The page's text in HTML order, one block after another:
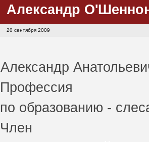
Александр
20 сентября 2009
Александр
Профессия
по образованию -
Член